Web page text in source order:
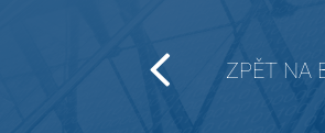
ZPĚT NA